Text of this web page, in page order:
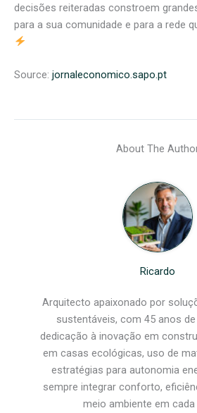
decisões reiteradas constroem
para a sua comunidade e para a rede
Source: jornaleconomico.sapo.pt
About The
Ricardo
Arquitecto apaixonado por
sustentáveis, com 45 anos
dedicação à inovação em
em casas ecológicas, uso de
estratégias para autonomia
sempre integrar conforto,
meio ambiente em cada